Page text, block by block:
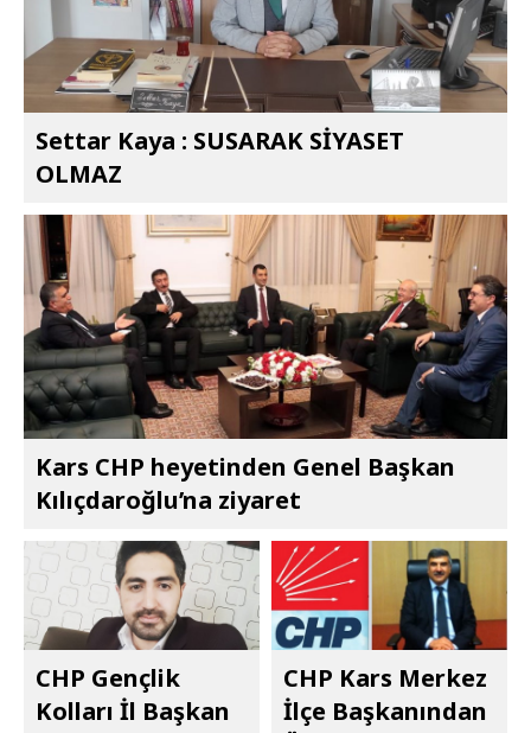
Settar Kaya : SUSARAK SİYASET
OLMAZ
Kars CHP heyetinden Genel Başkan
Kılıçdaroğlu’na ziyaret
CHP Gençlik
Kolları İl Başkan
CHP Kars Merkez
İlçe Başkanından